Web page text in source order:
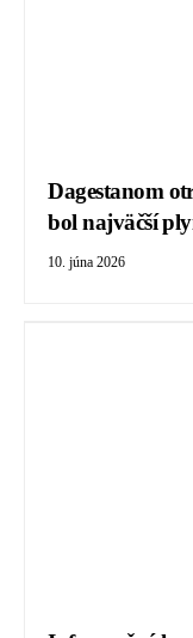
Dagestanom
bol najväčší
10. júna 2026